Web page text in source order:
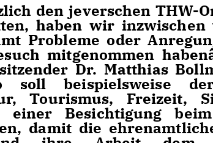
den jeverschen THW-
haben wir inzwischen
Probleme oder
mitgenommen
Dr. Matthias
soll beispielsweise
Tourismus, Freizeit,
Besichtigung
damit die